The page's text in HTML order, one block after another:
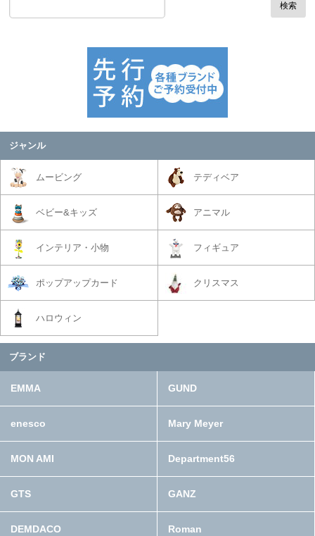
検索
ジャンル
ムービング テディベア
ベビー&キッズ アニマル
インテリア・小物 フィギュア
ポップアップカード クリスマス
ハロウィン
ブランド
EMMA GUND
enesco Mary Meyer
MON AMI Department56
GTS GANZ
DEMDACO Roman